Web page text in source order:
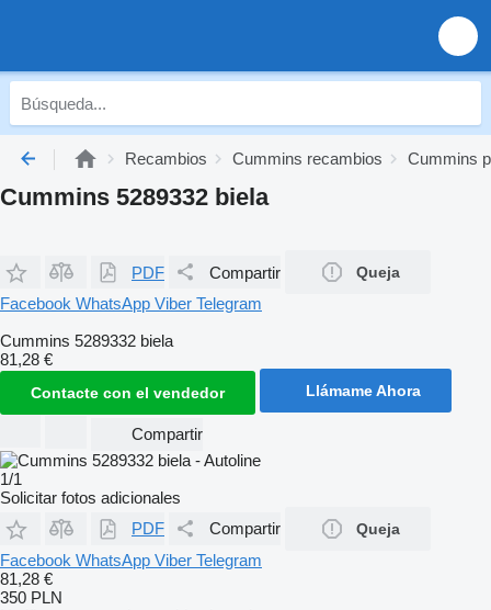
Recambios Cummins recambios Cummins
Cummins 5289332 biela
PDF Compartir Queja
Facebook WhatsApp Viber Telegram
Cummins 5289332 biela
81,28 €
Contacte con el vendedor Llámame Ahora
Compartir
1/1
Solicitar fotos adicionales
PDF
Compartir Queja
Facebook WhatsApp Viber Telegram
81,28 €
350 PLN